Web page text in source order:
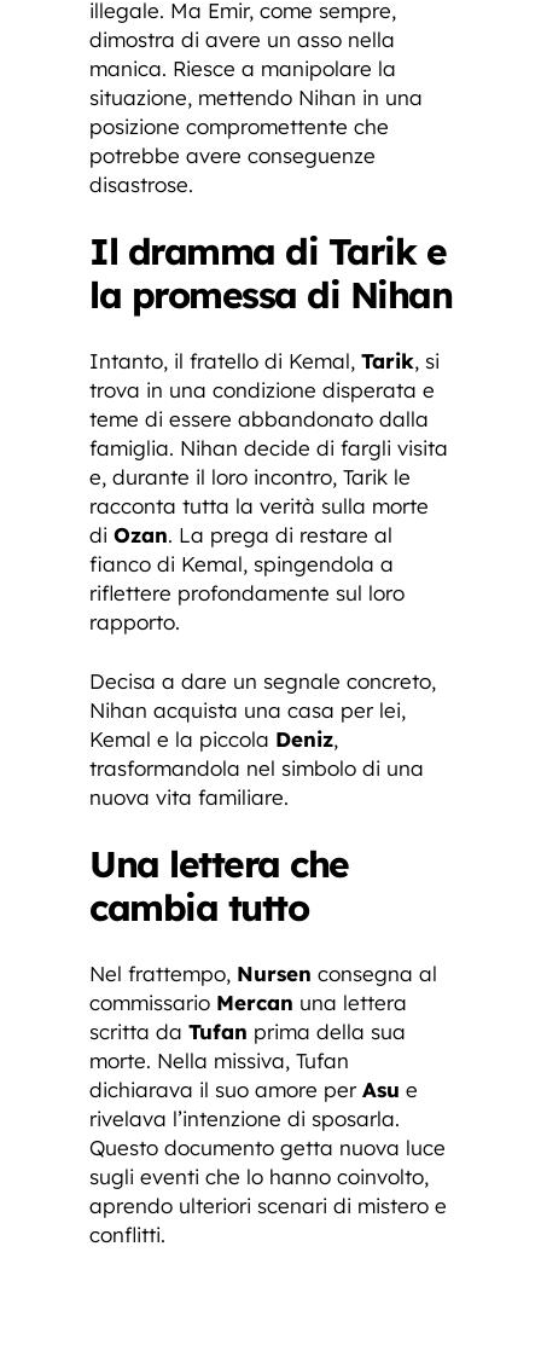
illegale. Ma Emir, come sempre,
dimostra di avere un asso nella
manica. Riesce a manipolare la
situazione, mettendo Nihan in una
posizione compromettente che
potrebbe avere conseguenze
disastrose.
Il dramma di Tarik e
la promessa di Nihan
Intanto, il fratello di Kemal, Tarik, si
trova in una condizione disperata e
teme di essere abbandonato dalla
famiglia. Nihan decide di fargli visita
e, durante il loro incontro, Tarik le
racconta tutta la verità sulla morte
di Ozan. La prega di restare al
fianco di Kemal, spingendola a
riflettere profondamente sul loro
rapporto.
Decisa a dare un segnale concreto,
Nihan acquista una casa per lei,
Kemal e la piccola Deniz,
trasformandola nel simbolo di una
nuova vita familiare.
Una lettera che
cambia tutto
Nel frattempo, Nursen consegna al
commissario Mercan una lettera
scritta da Tufan prima della sua
morte. Nella missiva, Tufan
dichiarava il suo amore perAsu e
rivelava l’intenzione di sposarla.
Questo documento getta nuova luce
sugli eventi che lo hanno coinvolto,
aprendo ulteriori scenari di mistero e
conflitti.